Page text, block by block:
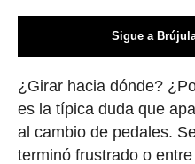
Sigue a
¿Girar hacia dónde?
es la típica duda que
al cambio de pedales.
terminó frustrado o